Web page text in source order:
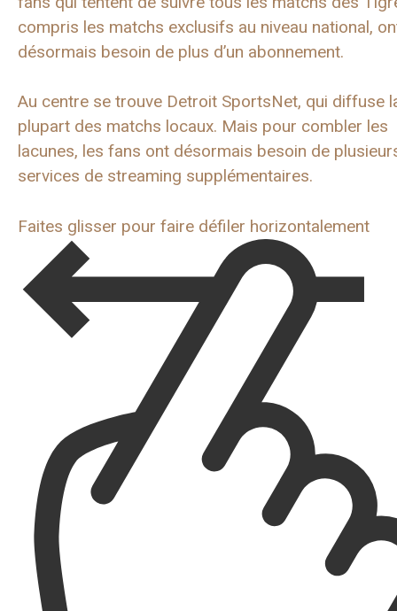
compris les matchs exclusifs au niveau national,
désormais besoin de plus d’un abonnement.
Au centre se trouve Detroit SportsNet, qui diffuse
plupart des matchs locaux. Mais pour combler les
lacunes, les fans ont désormais besoin de
services de streaming supplémentaires.
Faites glisser pour faire défiler horizontalement